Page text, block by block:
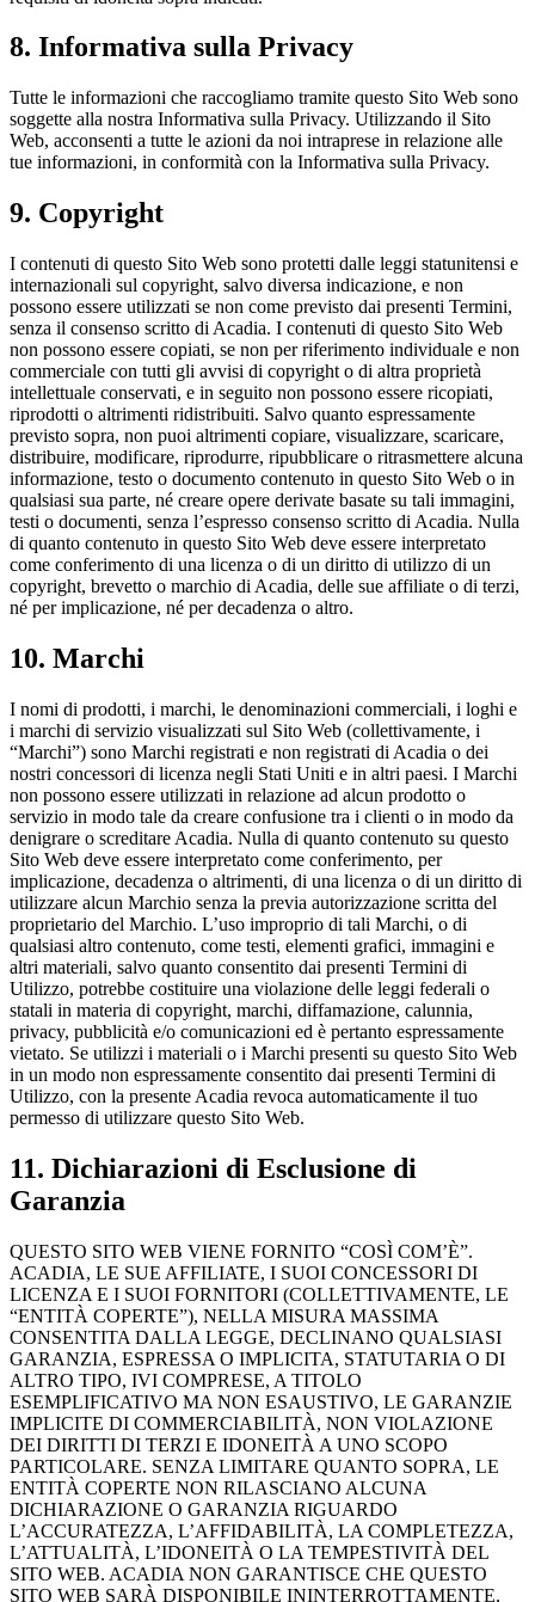
8. Informativa sulla Privacy
Tutte le informazioni che raccogliamo tramite questo Sito Web sono
soggette alla nostra Informativa sulla Privacy. Utilizzando il Sito
Web, acconsenti a tutte le azioni da noi intraprese in relazione alle
tue informazioni, in conformità con la Informativa sulla Privacy.
9. Copyright
I contenuti di questo Sito Web sono protetti dalle leggi statunitensi e
internazionali sul copyright, salvo diversa indicazione, e non
possono essere utilizzati se non come previsto dai presenti Termini,
senza il consenso scritto di Acadia. I contenuti di questo Sito Web
non possono essere copiati, se non per riferimento individuale e non
commerciale con tutti gli avvisi di copyright o di altra proprietà
intellettuale conservati, e in seguito non possono essere ricopiati,
riprodotti o altrimenti ridistribuiti. Salvo quanto espressamente
previsto sopra, non puoi altrimenti copiare, visualizzare, scaricare,
distribuire, modificare, riprodurre, ripubblicare o ritrasmettere alcuna
informazione, testo o documento contenuto in questo Sito Web o in
qualsiasi sua parte, né creare opere derivate basate su tali immagini,
testi o documenti, senza l’espresso consenso scritto di Acadia. Nulla
di quanto contenuto in questo Sito Web deve essere interpretato
come conferimento di una licenza o di un diritto di utilizzo di un
copyright, brevetto o marchio di Acadia, delle sue affiliate o di terzi,
né per implicazione, né per decadenza o altro.
10. Marchi
I nomi di prodotti, i marchi, le denominazioni commerciali, i loghi e
i marchi di servizio visualizzati sul Sito Web (collettivamente, i
“Marchi”) sono Marchi registrati e non registrati di Acadia o dei
nostri concessori di licenza negli Stati Uniti e in altri paesi. I Marchi
non possono essere utilizzati in relazione ad alcun prodotto o
servizio in modo tale da creare confusione tra i clienti o in modo da
denigrare o screditare Acadia. Nulla di quanto contenuto su questo
Sito Web deve essere interpretato come conferimento, per
implicazione, decadenza o altrimenti, di una licenza o di un diritto di
utilizzare alcun Marchio senza la previa autorizzazione scritta del
proprietario del Marchio. L’uso improprio di tali Marchi, o di
qualsiasi altro contenuto, come testi, elementi grafici, immagini e
altri materiali, salvo quanto consentito dai presenti Termini di
Utilizzo, potrebbe costituire una violazione delle leggi federali o
statali in materia di copyright, marchi, diffamazione, calunnia,
privacy, pubblicità e/o comunicazioni ed è pertanto espressamente
vietato. Se utilizzi i materiali o i Marchi presenti su questo Sito Web
in un modo non espressamente consentito dai presenti Termini di
Utilizzo, con la presente Acadia revoca automaticamente il tuo
permesso di utilizzare questo Sito Web.
11. Dichiarazioni di Esclusione di
Garanzia
QUESTO SITO WEB VIENE FORNITO “COSÌ COM’È”.
ACADIA, LE SUE AFFILIATE, I SUOI CONCESSORI DI
LICENZA E I SUOI FORNITORI (COLLETTIVAMENTE, LE
“ENTITÀ COPERTE”), NELLA MISURA MASSIMA
CONSENTITA DALLA LEGGE, DECLINANO QUALSIASI
GARANZIA, ESPRESSA O IMPLICITA, STATUTARIA O DI
ALTRO TIPO, IVI COMPRESE, A TITOLO
ESEMPLIFICATIVO MA NON ESAUSTIVO, LE GARANZIE
IMPLICITE DI COMMERCIABILITÀ, NON VIOLAZIONE
DEI DIRITTI DI TERZI E IDONEITÀ A UNO SCOPO
PARTICOLARE. SENZA LIMITARE QUANTO SOPRA, LE
ENTITÀ COPERTE NON RILASCIANO ALCUNA
DICHIARAZIONE O GARANZIA RIGUARDO
L’ACCURATEZZA, L’AFFIDABILITÀ, LA COMPLETEZZA,
L’ATTUALITÀ, L’IDONEITÀ O LA TEMPESTIVITÀ DEL
SITO WEB. ACADIA NON GARANTISCE CHE QUESTO
SITO WEB SARÀ DISPONIBILE ININTERROTTAMENTE,